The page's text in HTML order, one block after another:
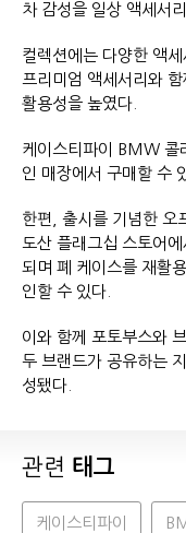
차 감성을 일상 액세서
컬렉션에는 다양한 액
프리미엄 액세서리와
활용성을 높였다.
케이스티파이 BMW 콜
인 매장에서 구매할
한편, 출시를 기념한 오
도산 플래그십 스토어
되며 폐 케이스를 재활
인할 수 있다.
이와 함께 포토부스와
두 브랜드가 공유하는
성됐다.
관련 태그
케이스티파이